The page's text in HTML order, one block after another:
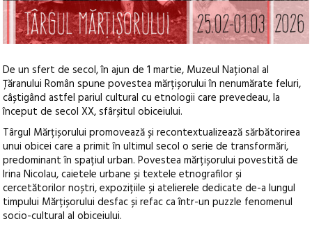
De un sfert de secol, în ajun de 1 martie, Muzeul Național al
Țăranului Român spune povestea mărțișorului în nenumărate feluri,
câștigând astfel pariul cultural cu etnologii care prevedeau, la
început de secol XX, sfârșitul obiceiului.
Târgul Mărțișorului promovează și recontextualizează sărbătorirea
unui obicei care a primit în ultimul secol o serie de transformări,
predominant în spațiul urban. Povestea mărțișorului povestită de
Irina Nicolau, caietele urbane și textele etnografilor și
cercetătorilor noștri, expozițiile și atelierele dedicate de-a lungul
timpului Mărțișorului desfac și refac ca într-un puzzle fenomenul
socio-cultural al obiceiului.